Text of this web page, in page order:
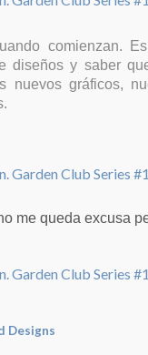
comienzan.
diseños y saber
nuevos gráficos,
me queda excusa
Designs